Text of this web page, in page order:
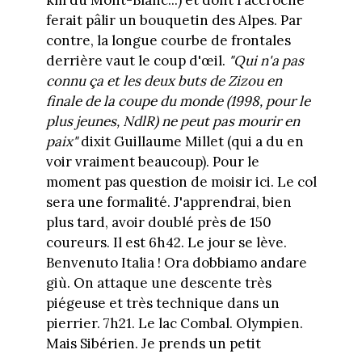
ferait pâlir un bouquetin des Alpes. Par
contre, la longue courbe de frontales
derrière vaut le coup d'œil. "Qui n'a pas
connu ça et les deux buts de Zizou en
finale de la coupe du monde (1998, pour le
plus jeunes, NdlR) ne peut pas mourir en
paix"dixit Guillaume Millet (qui a du en
voir vraiment beaucoup). Pour le
moment pas question de moisir ici. Le col
sera une formalité. J'apprendrai, bien
plus tard, avoir doublé près de 150
coureurs. Il est 6h42. Le jour se lève.
Benvenuto Italia ! Ora dobbiamo andare
giù. On attaque une descente très
piégeuse et très technique dans un
pierrier. 7h21. Le lac Combal. Olympien.
Mais Sibérien. Je prends un petit